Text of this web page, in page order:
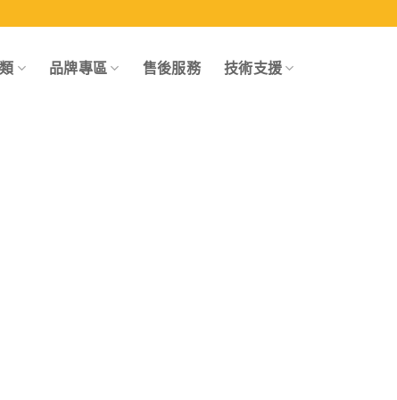
品牌專區 售後服務 技術支援